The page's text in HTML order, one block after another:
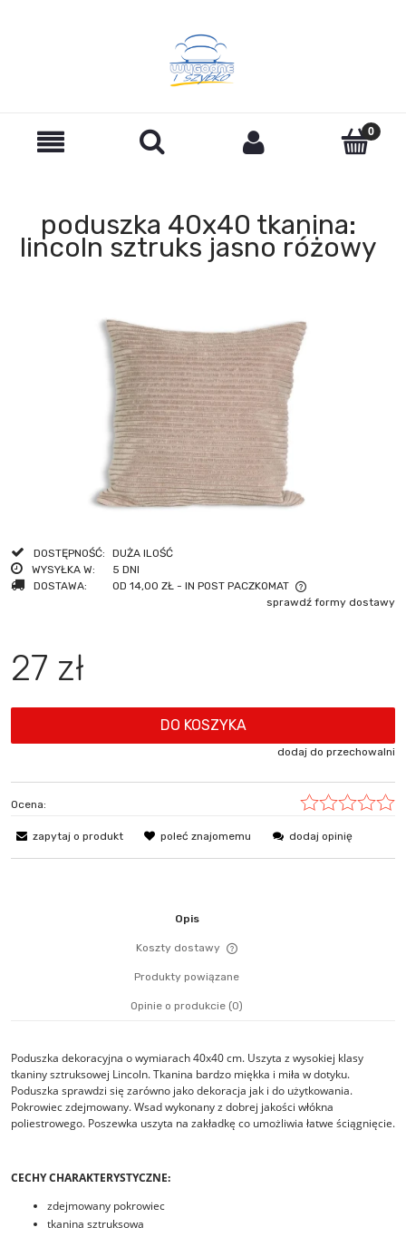
poduszka 40x40 tkanina:
lincoln sztruks jasno różowy
DOSTĘPNOŚĆ:
DUŻA ILOŚĆ
WYSYŁKA W:
5 DNI
DOSTAWA:
OD 14,00 ZŁ - IN POST PACZKOMAT
CENA NIE ZAWIERA EWENTUALNYCH KOSZTÓW PŁATNOŚCI
sprawdź formy dostawy
27 zł
DO KOSZYKA
dodaj do przechowalni
Ocena:
zapytaj o produkt poleć znajomemu dodaj opinię
Opis
Koszty dostawy
Produkty powiązane
Opinie o produkcie (0)
Poduszka dekoracyjna o wymiarach 40x40 cm. Uszyta z wysokiej klasy
tkaniny sztruksowej Lincoln. Tkanina bardzo miękka i miła w dotyku.
Poduszka sprawdzi się zarówno jako dekoracja jak i do użytkowania.
Pokrowiec zdejmowany. Wsad wykonany z dobrej jakości włókna
poliestrowego. Poszewka uszyta na zakładkę co umożliwia łatwe ściągnięcie.
CECHY CHARAKTERYSTYCZNE:
zdejmowany pokrowiec
tkanina sztruksowa